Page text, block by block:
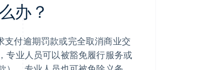
办？
付逾期罚款或完全取消商业交
专业人员可以被豁免履行服务或